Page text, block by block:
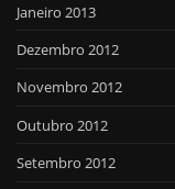
Janeiro 2013
Dezembro 2012
Novembro 2012
Outubro 2012
Setembro 2012